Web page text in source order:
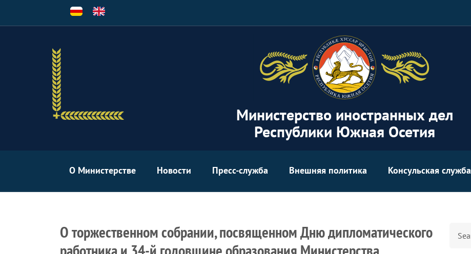
Министерство иностранных дел
Республики Южная Осетия
О Министерстве Новости Пресс-служба Внешняя политика Консульская служба
О торжественном собрании, посвященном Дню дипломатического
работника и 34-й годовщине образования Министерства